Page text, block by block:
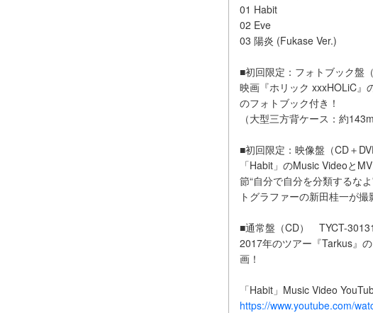
01 Habit
02 Eve
03 陽炎 (Fukase Ver.)
■初回限定：フォトブック盤
映画『ホリック xxxHOLiC』
のフォトブック付き！
（大型三方背ケース：約
■初回限定：映像盤（CD＋
「Habit」のMusic Videoと
節“自分で自分を分類するな
トグラファーの新田桂一が撮
■通常盤（CD） TYCT-
2017年のツアー『Tarkus』
画！
「Habit」Music Video
https://www.youtube.com/